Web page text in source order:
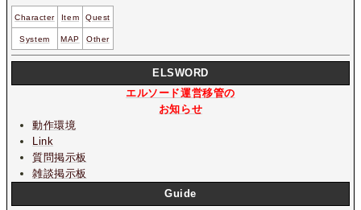
Character Item Quest
System MAP Other
ELSWORD
エルソード運営移管の
お知らせ
動作環境
Link
質問掲示板
雑談掲示板
Guide